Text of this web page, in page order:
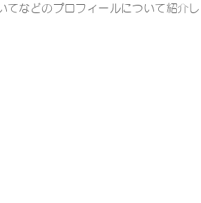
てなどのプロフィールについて紹介し